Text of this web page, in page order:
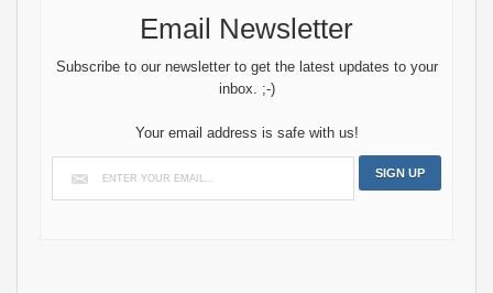
Email Newsletter
Subscribe to our newsletter to get the latest updates to your
inbox. ;-)
Your email address is safe with us!